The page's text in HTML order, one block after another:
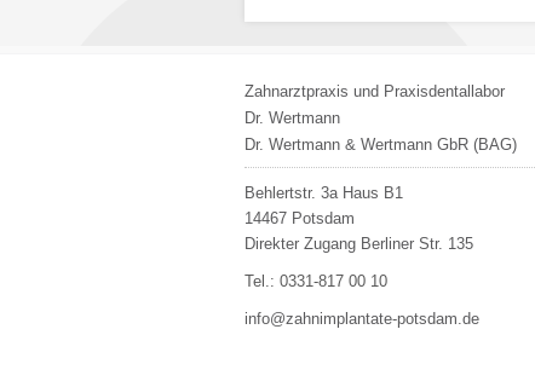
Zahnarztpraxis und Praxisdentallabor
Dr. Wertmann
Dr. Wertmann & Wertmann GbR (BAG)
Behlertstr. 3a Haus B1
14467 Potsdam
Direkter Zugang Berliner Str. 135
Tel.: 0331-817 00 10
info@zahnimplantate-potsdam.de